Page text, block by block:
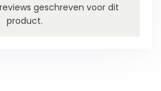
geschreven voor dit
product.